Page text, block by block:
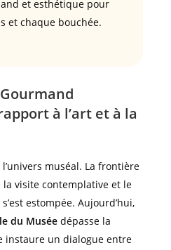
et esthétique pour
et chaque bouchée.
à l’art et à la
muséal. La frontière
visite contemplative et le
estompée. Aujourd’hui,
du Musée dépasse la
instaure un dialogue entre